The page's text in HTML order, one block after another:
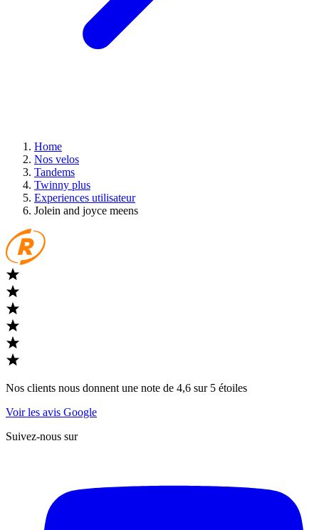
Home
Nos velos
Tandems
Twinny plus
Experiences utilisateur
Jolein and joyce meens
Nos clients nous donnent une note de 4,6 sur 5 étoiles
Voir les avis Google
Suivez-nous sur